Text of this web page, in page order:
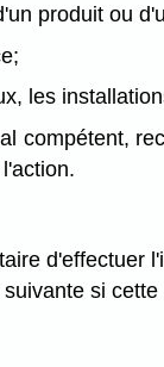
produit ou
les
compétent,
d'effectuer
si